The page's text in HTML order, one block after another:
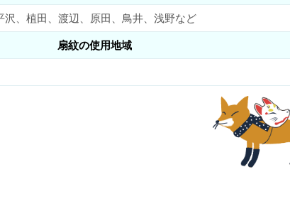
、植田、渡辺、原田、鳥井、浅野など
扇紋の使用地域